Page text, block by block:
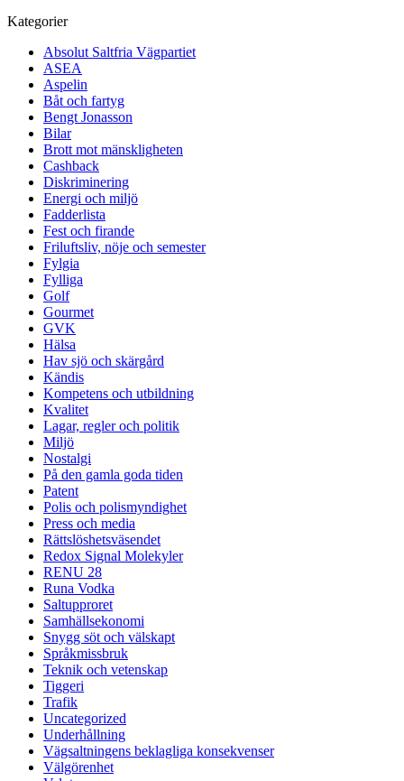
Kategorier
Absolut Saltfria Vägpartiet
ASEA
Aspelin
Båt och fartyg
Bengt Jonasson
Bilar
Brott mot mänskligheten
Cashback
Diskriminering
Energi och miljö
Fadderlista
Fest och firande
Friluftsliv, nöje och semester
Fylgia
Fylliga
Golf
Gourmet
GVK
Hälsa
Hav sjö och skärgård
Kändis
Kompetens och utbildning
Kvalitet
Lagar, regler och politik
Miljö
Nostalgi
På den gamla goda tiden
Patent
Polis och polismyndighet
Press och media
Rättslöshetsväsendet
Redox Signal Molekyler
RENU 28
Runa Vodka
Saltupproret
Samhällsekonomi
Snygg söt och välskapt
Språkmissbruk
Teknik och vetenskap
Tiggeri
Trafik
Uncategorized
Underhållning
Vägsaltningens beklagliga konsekvenser
Välgörenhet